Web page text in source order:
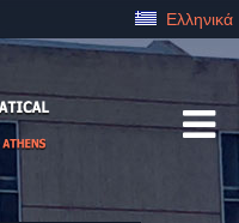
Ελληνικά